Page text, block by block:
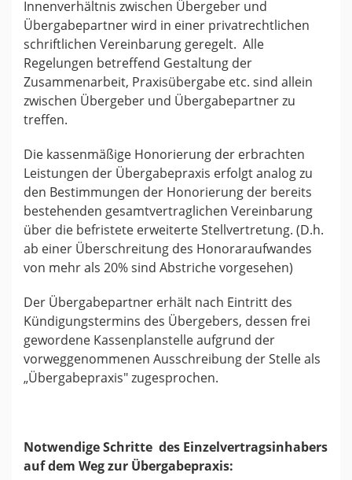
Innenverhältnis zwischen Übergeber und
Übergabepartner wird in einer privatrechtlichen
schriftlichen Vereinbarung geregelt. Alle
Regelungen betreffend Gestaltung der
Zusammenarbeit, Praxisübergabe etc. sind allein
zwischen Übergeber und Übergabepartner zu
treffen.
Die kassenmäßige Honorierung der erbrachten
Leistungen der Übergabepraxis erfolgt analog zu
den Bestimmungen der Honorierung der bereits
bestehenden gesamtvertraglichen Vereinbarung
über die befristete erweiterte Stellvertretung. (D.h.
ab einer Überschreitung des Honoraraufwandes
von mehr als 20% sind Abstriche vorgesehen)
Der Übergabepartner erhält nach Eintritt des
Kündigungstermins des Übergebers, dessen frei
gewordene Kassenplanstelle aufgrund der
vorweggenommenen Ausschreibung der Stelle als
„Übergabepraxis" zugesprochen.
Notwendige Schritte des Einzelvertragsinhabers
auf dem Weg zur Übergabepraxis: